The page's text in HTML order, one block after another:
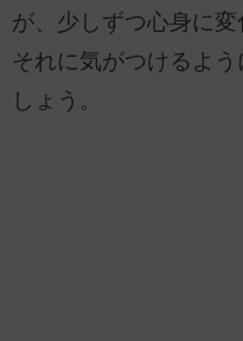
が、少しずつ心身に変
それに気がつけるよ
しょう。